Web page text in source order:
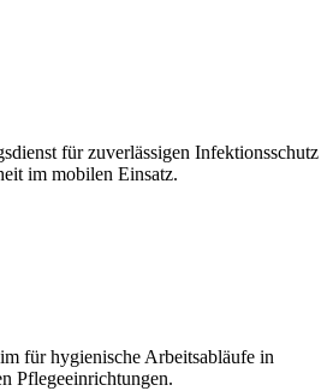
für zuverlässigen Infektionsschutz
im mobilen Einsatz.
für hygienische Arbeitsabläufe in
Pflegeeinrichtungen.